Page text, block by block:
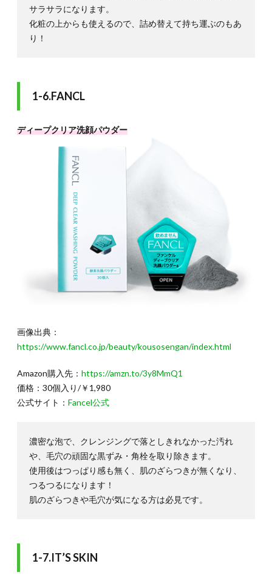
サラサラになります。
化粧の上からも使えるので、詰め替えて持ち運ぶのもあ
り！
1-6.FANCL
ディープクリア洗顔パウダー
画像出典：
https://www.fancl.co.jp/beauty/kousosengan/index.html
Amazon購入先： https://amzn.to/3y8MmQ1
価格：30個入り/￥1,980
公式サイト： Fancel公式
濃密な泡で、クレンジングで落としきれなかった汚れ
や、毛穴の頑固な黒ずみ・角栓を取り除きます。
使用後はつっぱり感も無く、肌のざらつきが無くなり、
つるつるになります！
肌のざらつきや毛穴が気になる方は必見です。
1-7.IT’S SKIN